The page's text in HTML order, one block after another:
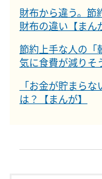
財布から違う。節
財布の違い【まん
節約上手な人の「
気に食費が減りそ
「お金が貯まら
は？【まんが】